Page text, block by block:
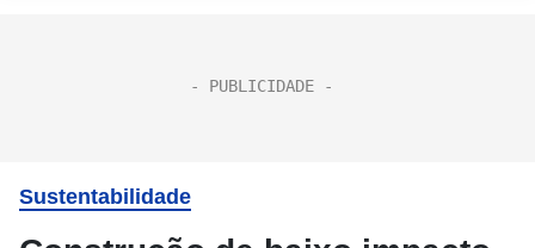
Sustentabilidade